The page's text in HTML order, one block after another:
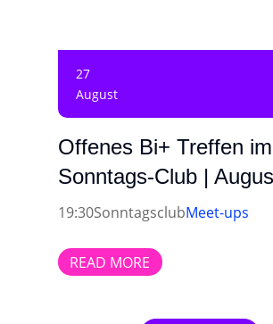
27
August
Offenes Bi+ Treffen im
Sonntags-Club |
19:30SonntagsclubMeet-ups
READ MORE